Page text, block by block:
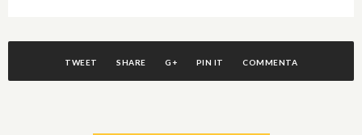
TWEET SHARE G+ PIN IT COMMENTA